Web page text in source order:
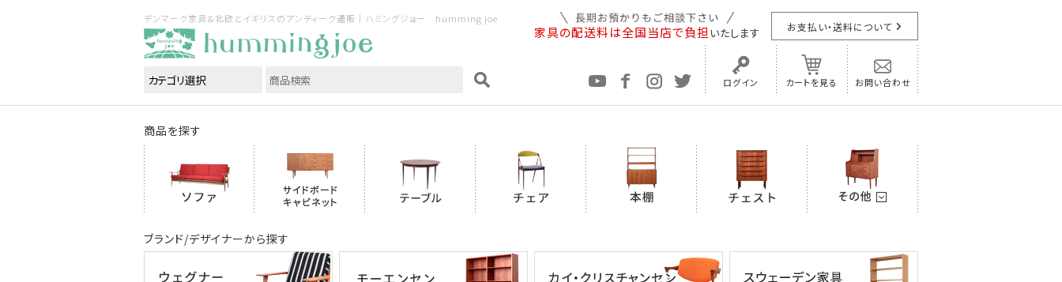
デンマーク家具＆北欧とイギリスのアンティーク通販｜ハミングジョー humming joe
家具の配送料は全国当店で負担 いたします お支払い・送料について
ログイン カートを見る お問い合わせ
商品を探す
ブランド/デザイナーから探す